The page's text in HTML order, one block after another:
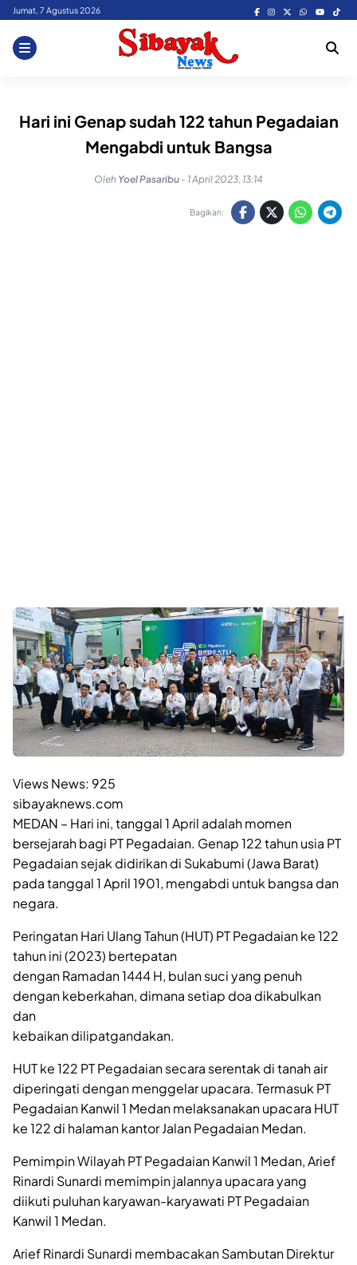
Skip
content
Jumat, 7 Agustus 2026
Hari ini Genap sudah 122 tahun Pegadaian
Mengabdi untuk Bangsa
Oleh Yoel Pasaribu - 1 April 2023, 13:14
Bagikan:
Views News: 925
sibayaknews.com
MEDAN – Hari ini, tanggal 1 April adalah momen
bersejarah bagi PT Pegadaian. Genap 122 tahun usia PT
Pegadaian sejak didirikan di Sukabumi (Jawa Barat)
pada tanggal 1 April 1901, mengabdi untuk bangsa dan
negara.
Peringatan Hari Ulang Tahun (HUT) PT Pegadaian ke 122
tahun ini (2023) bertepatan
dengan Ramadan 1444 H, bulan suci yang penuh
dengan keberkahan, dimana setiap doa dikabulkan
dan
kebaikan dilipatgandakan.
HUT ke 122 PT Pegadaian secara serentak di tanah air
diperingati dengan menggelar upacara. Termasuk PT
Pegadaian Kanwil 1 Medan melaksanakan upacara HUT
ke 122 di halaman kantor Jalan Pegadaian Medan.
Pemimpin Wilayah PT Pegadaian Kanwil 1 Medan, Arief
Rinardi Sunardi memimpin jalannya upacara yang
diikuti puluhan karyawan-karyawati PT Pegadaian
Kanwil 1 Medan.
Arief Rinardi Sunardi membacakan Sambutan Direktur